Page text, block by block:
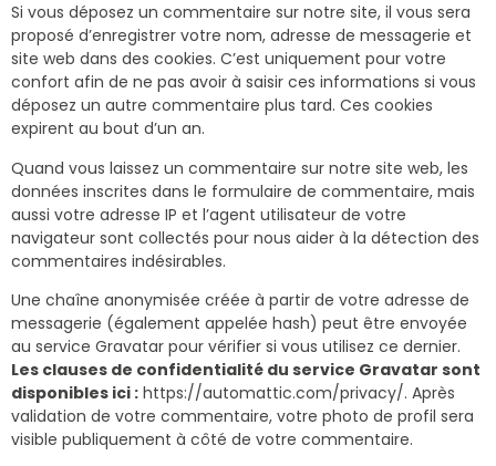
Si vous déposez un commentaire sur notre site, il vous sera
proposé d’enregistrer votre nom, adresse de messagerie et
site web dans des cookies. C’est uniquement pour votre
confort afin de ne pas avoir à saisir ces informations si vous
déposez un autre commentaire plus tard. Ces cookies
expirent au bout d’un an.
Quand vous laissez un commentaire sur notre site web, les
données inscrites dans le formulaire de commentaire, mais
aussi votre adresse IP et l’agent utilisateur de votre
navigateur sont collectés pour nous aider à la détection des
commentaires indésirables.
Une chaîne anonymisée créée à partir de votre adresse de
messagerie (également appelée hash) peut être envoyée
au service Gravatar pour vérifier si vous utilisez ce dernier.
Les clauses de confidentialité du service Gravatar sont
disponibles ici : https://automattic.com/privacy/. Après
validation de votre commentaire, votre photo de profil sera
visible publiquement à côté de votre commentaire.